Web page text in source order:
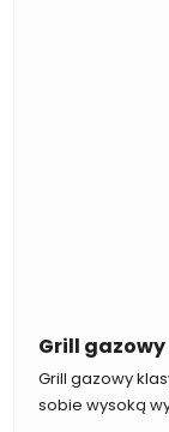
Grill gazowy
Grill gazowy
sobie wysoką